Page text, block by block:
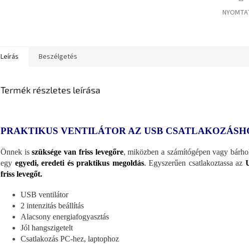
Leírás Beszélgetés
Termék részletes leírása
PRAKTIKUS VENTILÁTOR AZ USB
Önnek isszüksége van friss levegőre, miközben a számítógépen vagy
egy egyedi, eredeti és praktikus megoldás. Egyszerűen csatlakoztassa az
friss levegőt.
USB ventilátor
2 intenzitás beállítás
Alacsony energiafogyasztás
Jól hangszigetelt
Csatlakozás PC-hez, laptophoz